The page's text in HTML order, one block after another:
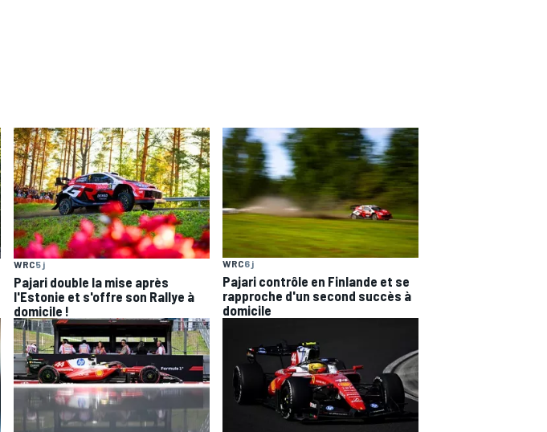
WRC5 j
Pajari double la mise après
l'Estonie et s'offre son Rallye à
domicile !
WRC6 j
Pajari contrôle en Finlande et se
rapproche d'un second succès à
domicile